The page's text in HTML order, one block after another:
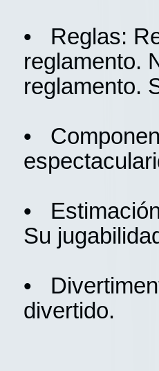
• Reglas:
reglamento.
reglamento.
•
•
Su
•
divertido.